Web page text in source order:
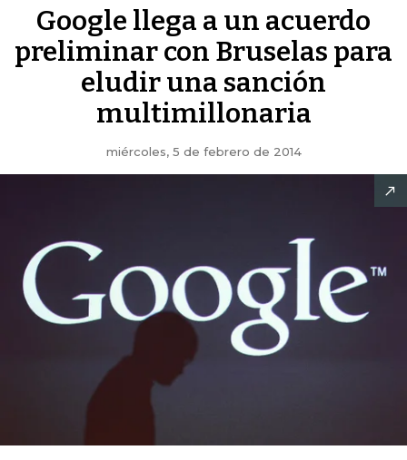
Google llega a un acuerdo
preliminar con Bruselas para
eludir una sanción
multimillonaria
miércoles, 5 de febrero de 2014